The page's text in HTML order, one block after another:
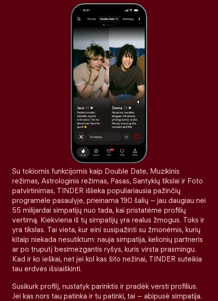
Su tokiomis funkcijomis kaip Double Date, Muzikinis
režimas, Astrologinis režimas, Pasas, Santykių tikslai ir Foto
patvirtinimas, TINDER išlieka populiariausia pažinčių
programėle pasaulyje, prieinama 190 šalių – jau daugiau nei
55 milijardai simpatijų nuo tada, kai pristatėme profilių
vertimą. Kiekviena iš tų simpatijų yra realus žmogus. Toks ir
yra tikslas. Tai vieta, kur eini susipažinti su žmonėmis, kurių
kitaip niekada nesutiktum: nauja simpatija, kelionių partneris
ar po truputį besimezgantis ryšys, kuris virsta prasmingu.
Kad ir ko ieškai, net jei kol kas šito nežinai, TINDER suteikia
tau erdvės išsiaiškinti.
Susikurk profilį, nustatyk parinktis ir pradėk versti profilius.
Jei kas nors tau patinka ir tu patinki, tai – abipusė simpatija.